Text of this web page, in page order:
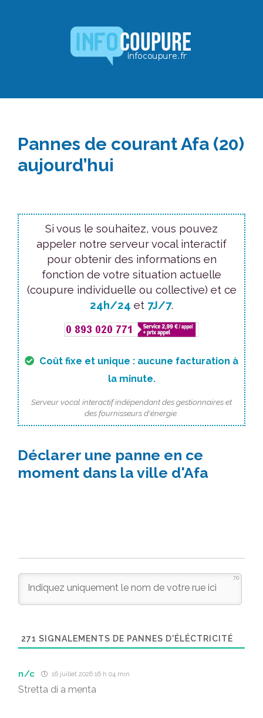
Pannes de courant Afa (20)
aujourd’hui
Si vous le souhaitez, vous pouvez
appeler notre serveur vocal interactif
pour obtenir des informations en
fonction de votre situation actuelle
(coupure individuelle ou collective) et ce
24h/24 et 7J/7.
Coût fixe et unique : aucune facturation à
la minute.
Serveur vocal interactif indépendant des gestionnaires et
des fournisseurs d'énergie.
Déclarer une panne en ce
moment dans la ville d'Afa
70
271 SIGNALEMENTS DE PANNES D'ÉLÉCTRICITÉ
n/c 16 juillet 2026 16 h 04 min
Stretta di a menta